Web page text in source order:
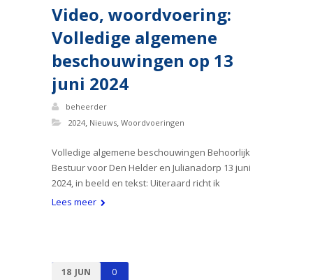
Video, woordvoering:
Volledige algemene
beschouwingen op 13
juni 2024
beheerder
2024, Nieuws, Woordvoeringen
Volledige algemene beschouwingen Behoorlijk
Bestuur voor Den Helder en Julianadorp 13 juni
2024, in beeld en tekst: Uiteraard richt ik
Lees meer
18 JUN 0